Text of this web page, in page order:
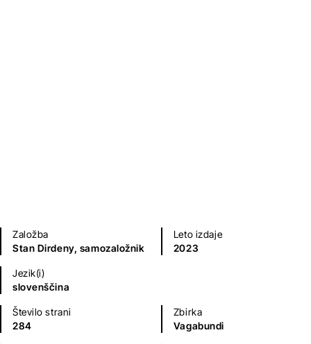
Založba
Stan Dirdeny, samozaložnik
Leto izdaje
2023
Jezik(i)
slovenščina
Število strani
284
Zbirka
Vagabundi